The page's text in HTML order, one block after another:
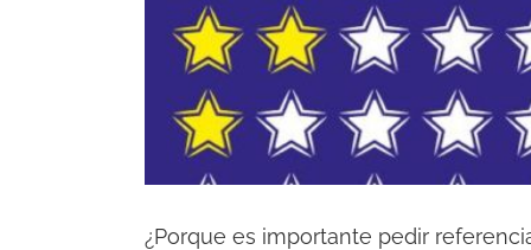
¿Porque es importante pedir